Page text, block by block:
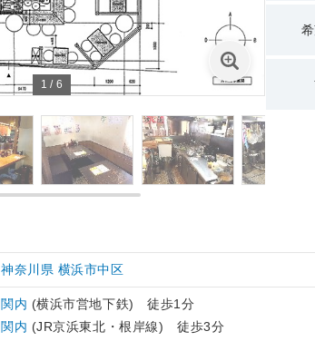
1 / 6
神奈川県 横浜市中区
関内 (横浜市営地下鉄) 徒歩1分
関内 (JR京浜東北・根岸線) 徒歩3分